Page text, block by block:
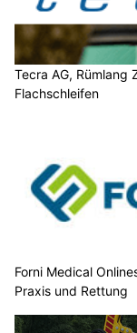
Tecra AG, Rümlang
Flachschleifen
Forni Medical
Praxis und Rettung